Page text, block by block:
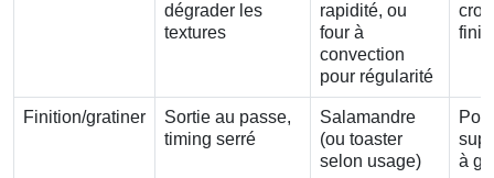
dégrader les
textures
rapidité, ou
four à
convection
pour régularité
Finition/gratiner
Sortie au passe,
timing serré
Salamandre
(ou toaster
selon usage)
à